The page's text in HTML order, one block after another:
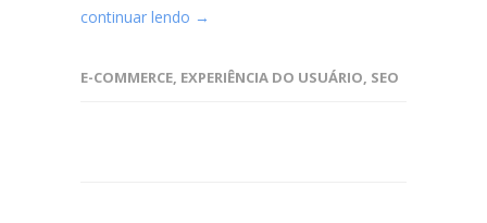
continuar lendo →
E-COMMERCE, EXPERIÊNCIA DO USUÁRIO, SEO